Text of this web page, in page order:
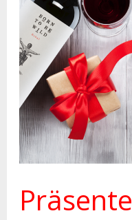
Präsente